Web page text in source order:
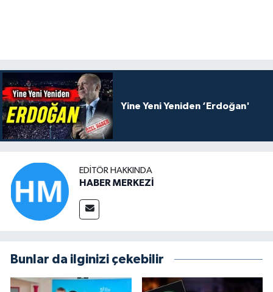
Yine Yeni Yeniden ‘Erdoğan'
EDITÖR HAKKINDA
HABER MERKEZİ
Bunlar da ilginizi çekebilir